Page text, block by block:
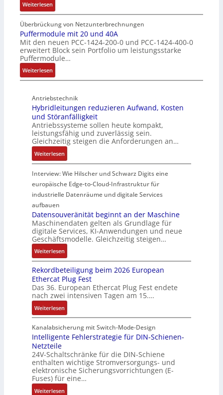
k
b
e
s
c
h
i
c
h
u
n
g
f
ü
r
r
a
u
e
U
m
g
e
b
u
n
g
e
n
n
g
e
E
i
n
s
t
i
e
g
n
d
i
e
P
r
o
d
u
k
t
i
o
n
s
a
n
a
l
y
s
e
s
ü
b
e
r
w
a
c
h
n
g
f
ü
r
C
r
i
m
p
w
e
r
k
z
e
u
g
e
Weiterlesen:
I
n
d
u
k
t
i
v
r
W
e
g
s
e
n
s
o
r
ü
b
e
r
w
a
c
h
t
t
h
e
r
m
i
s
c
h
e
G
e
h
Überbrückung von Netzunterbrechnungen
Puffermodule mit 20 und 40A
Mit den neuen PCC-1424-200-0 und PCC-1424-400-0
erweitert Block sein Portfolio um leistungsstarke
Puffermodule…
Weiterlesen:
P
f
f
e
r
m
o
d
u
l
e
m
i
t
2
0
u
n
d
4
0
A
Antriebstechnik
Hybridleitungen reduzieren Aufwand, Kosten
und Störanfälligkeit
Antriebssysteme sollen heute kompakt,
leistungsfähig und zuverlässig sein.
Gleichzeitig steigen die Anforderungen an…
Weiterlesen:
H
y
r
l
e
i
u
n
g
e
n
e
u
i
e
r
e
n
Interview: Wie Hilscher und Schwarz Digits eine
europäische Edge-to-Cloud-Infrastruktur für
industrielle Datenräume und digitale Services
aufbauen
Datensouveränität beginnt an der Maschine
Maschinendaten gelten als Grundlage für
digitale Services, KI-Anwendungen und neue
Geschäftsmodelle. Gleichzeitig steigen…
Weiterlesen:
D
a
t
e
n
s
o
u
v
r
ä
n
i
t
Rekordbeteiligung beim 2026 European
Ethercat Plug Fest
Das 36. European Ethercat Plug Fest endete
nach zwei intensiven Tagen am 15.…
Weiterlesen:
R
e
k
r
d
b
e
t
Kanalabsicherung mit Switch-Mode-Design
Intelligente Fehlerstrategie für DIN-Schienen-
Netzteile
24V-Schaltschränke für die DIN-Schiene
enthalten wichtige Stromversorgungs- und
elektronische Sicherungsvorrichtungen (E-
Fuses) für eine…
Weiterlesen: